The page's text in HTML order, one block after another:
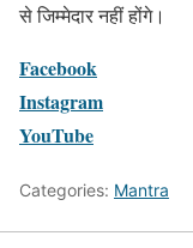
से जिम्मेदार नहीं होंगे।
Facebook
Instagram
YouTube
Categories: Mantra